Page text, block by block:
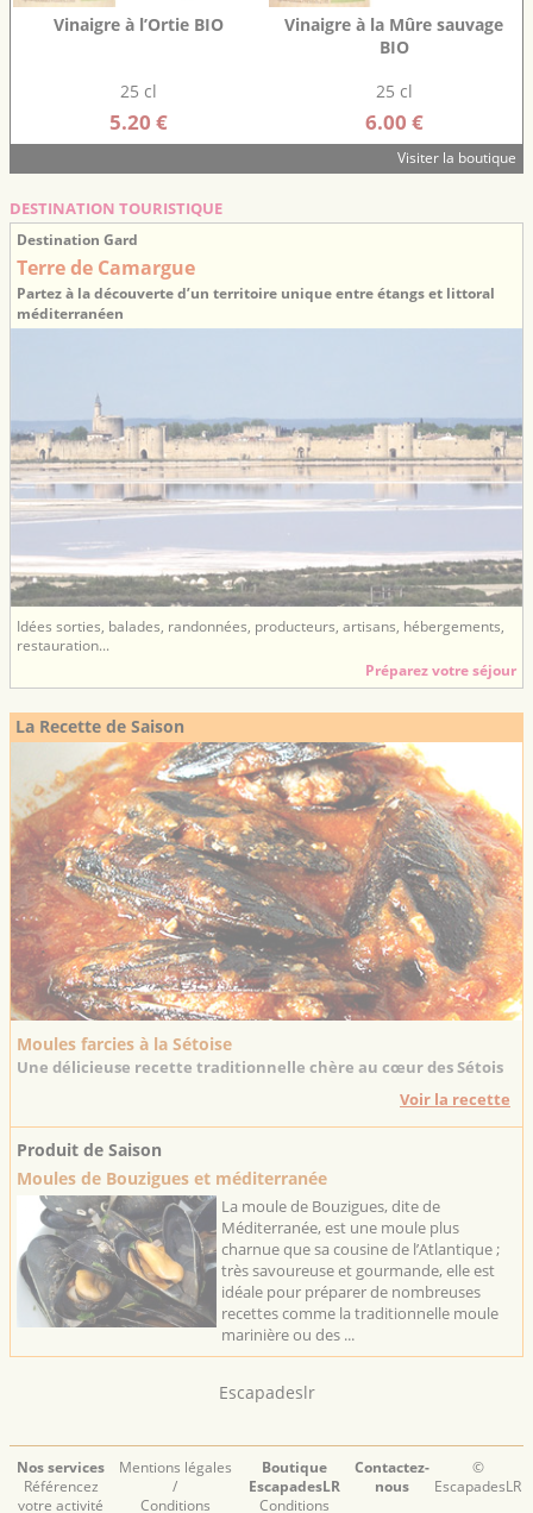
Vinaigre à l’Ortie BIO
25 cl
5.20 €
Vinaigre à la Mûre sauvage
BIO
25 cl
6.00 €
Visiter la boutique
DESTINATION TOURISTIQUE
Destination Gard
Terre de Camargue
Partez à la découverte d’un territoire unique entre étangs et littoral
méditerranéen
Idées sorties, balades, randonnées, producteurs, artisans, hébergements,
restauration...
Préparez votre séjour
La Recette de Saison
Moules farcies à la Sétoise
Une délicieuse recette traditionnelle chère au cœur des Sétois
Voir la recette
Produit de Saison
Moules de Bouzigues et méditerranée
La moule de Bouzigues, dite de
Méditerranée, est une moule plus
charnue que sa cousine de l’Atlantique ;
très savoureuse et gourmande, elle est
idéale pour préparer de nombreuses
recettes comme la traditionnelle moule
marinière ou des ...
Escapadeslr
Nos services
Référencez
votre activité
Mentions légales
/
Conditions
Boutique
EscapadesLR
Conditions
Contactez-
nous
©
EscapadesLR